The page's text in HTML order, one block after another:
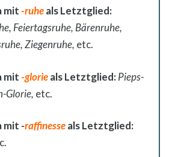
mit-ruheals Letztglied:
Feiertagsruhe, Bärenruhe,
Ziegenruhe, etc.
mit -glorieals Letztglied:Pieps-
Glorie, etc.
mit -raffinesseals Letztglied: